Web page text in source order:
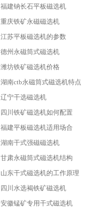
福建钠长石平板磁选机
重庆铁矿永磁磁选机
江苏平板磁选机的参数
德州永磁筒式磁选机
潍坊铁矿磁选机价格
湖南ctb永磁筒式磁选机特点
辽宁干选磁选机
四川铁矿磁选机如何配置
福建平板磁选机适用场合
湖南干式强磁磁选机
甘肃永磁筒式磁选机结构
山东干式磁选机的工作原理
四川水选褐铁矿磁选机
安徽锰矿专用干式磁选机